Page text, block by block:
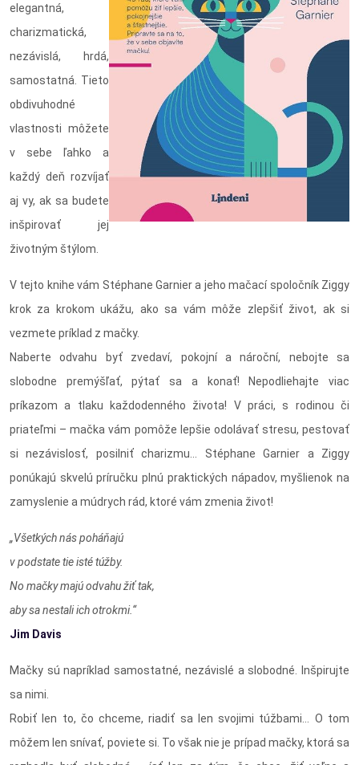
elegantná,
charizmatická,
nezávislá, hrdá,
samostatná. Tieto
obdivuhodné
vlastnosti môžete
v sebe ľahko a
každý deň rozvíjať
aj vy, ak sa budete
inšpirovať jej
životným štýlom.
V tejto knihe vám Stéphane Garnier a jeho mačací spoločník Ziggy
krok za krokom ukážu, ako sa vám môže zlepšiť život, ak si
vezmete príklad z mačky.
Naberte odvahu byť zvedaví, pokojní a nároční, nebojte sa
slobodne premýšľať, pýtať sa a konať! Nepodliehajte viac
príkazom a tlaku každodenného života! V práci, s rodinou či
priateľmi – mačka vám pomôže lepšie odolávať stresu, pestovať
si nezávislosť, posilniť charizmu... Stéphane Garnier a Ziggy
ponúkajú skvelú príručku plnú praktických nápadov, myšlienok na
zamyslenie a múdrych rád, ktoré vám zmenia život!
„Všetkých nás poháňajú
v podstate tie isté túžby.
No mačky majú odvahu žiť tak,
aby sa nestali ich otrokmi.“
Jim Davis
Mačky sú napríklad samostatné, nezávislé a slobodné. Inšpirujte
sa nimi.
Robiť len to, čo chceme, riadiť sa len svojimi túžbami… O tom
môžem len snívať, poviete si. To však nie je prípad mačky, ktorá sa